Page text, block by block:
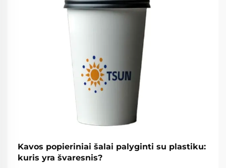
Kavos popieriniai šalai palyginti su plastiku:
kuris yra švaresnis?